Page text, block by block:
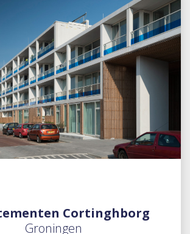
Cortinghborg
Groningen